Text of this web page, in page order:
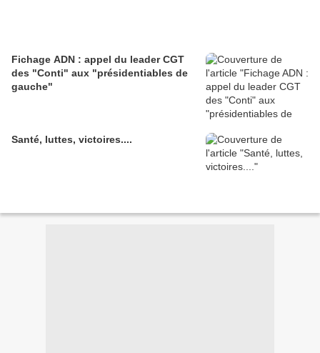
Fichage ADN : appel du leader CGT
des "Conti" aux "présidentiables de
gauche"
Santé, luttes, victoires....